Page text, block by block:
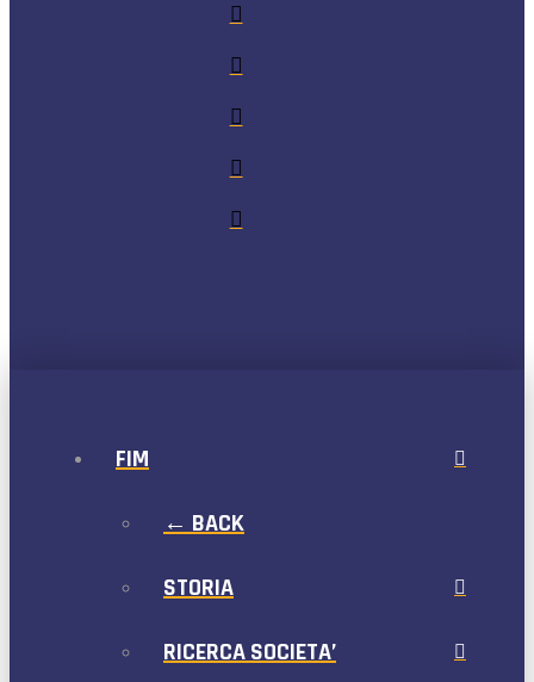
FIM
← BACK
STORIA
RICERCA SOCIETA’